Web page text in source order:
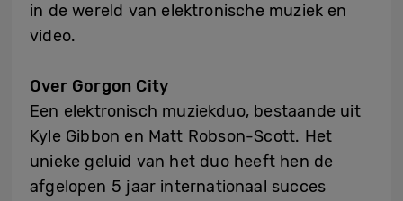
in de wereld van elektronische muziek en
video.
Over Gorgon City
Een elektronisch muziekduo, bestaande uit
Kyle Gibbon en Matt Robson-Scott. Het
unieke geluid van het duo heeft hen de
afgelopen 5 jaar internationaal succes